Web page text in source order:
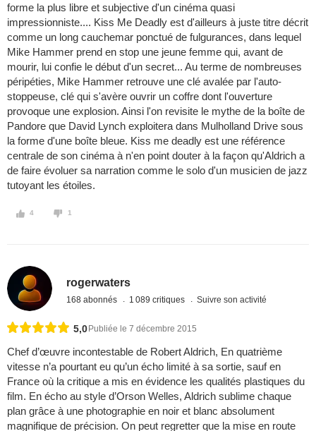
forme la plus libre et subjective d'un cinéma quasi
impressionniste.... Kiss Me Deadly est d'ailleurs à juste titre décrit
comme un long cauchemar ponctué de fulgurances, dans lequel
Mike Hammer prend en stop une jeune femme qui, avant de
mourir, lui confie le début d'un secret... Au terme de nombreuses
péripéties, Mike Hammer retrouve une clé avalée par l'auto-
stoppeuse, clé qui s'avère ouvrir un coffre dont l'ouverture
provoque une explosion. Ainsi l'on revisite le mythe de la boîte de
Pandore que David Lynch exploitera dans Mulholland Drive sous
la forme d'une boîte bleue. Kiss me deadly est une référence
centrale de son cinéma à n'en point douter à la façon qu'Aldrich a
de faire évoluer sa narration comme le solo d'un musicien de jazz
tutoyant les étoiles.
4 1
rogerwaters
168 abonnés 1 089 critiques Suivre son activité
5,0 Publiée le 7 décembre 2015
Chef d’œuvre incontestable de Robert Aldrich, En quatrième
vitesse n’a pourtant eu qu’un écho limité à sa sortie, sauf en
France où la critique a mis en évidence les qualités plastiques du
film. En écho au style d’Orson Welles, Aldrich sublime chaque
plan grâce à une photographie en noir et blanc absolument
magnifique de précision. On peut regretter que la mise en route